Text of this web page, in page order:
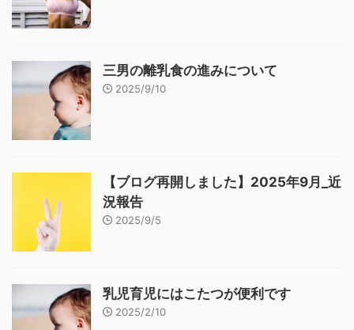
三男の離乳食の進みについて
2025/9/10
【ブログ再開しました】2025年9月_近
況報告
2025/9/5
乳児育児にはこたつが便利です
2025/2/10